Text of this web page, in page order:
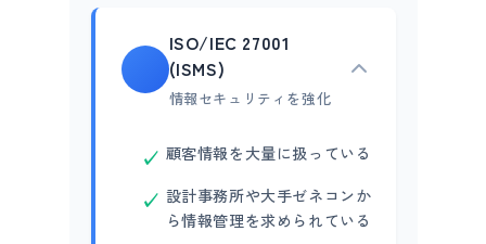
ISO/IEC 27001
(ISMS)
情報セキュリティを強化
顧客情報を大量に扱っている
設計事務所や大手ゼネコンか
ら情報管理を求められている